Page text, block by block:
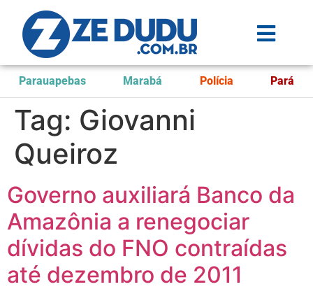
Parauapebas Marabá Polícia Pará
Tag: Giovanni
Queiroz
Governo auxiliará Banco da
Amazônia a renegociar
dívidas do FNO contraídas
até dezembro de 2011